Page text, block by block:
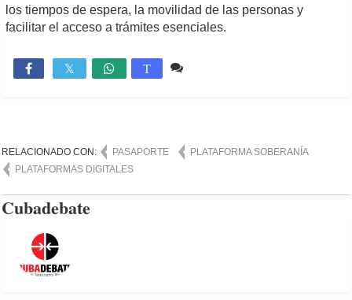
los tiempos de espera, la movilidad de las personas y
facilitar el acceso a trámites esenciales.
 T
RELACIONADO CON: PASAPORTE
PLATAFORMA SOBERANÍA
PLATAFORMAS DIGITALES
Cubadebate